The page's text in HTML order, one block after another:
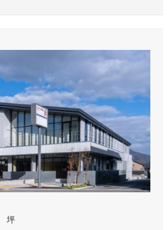
坪